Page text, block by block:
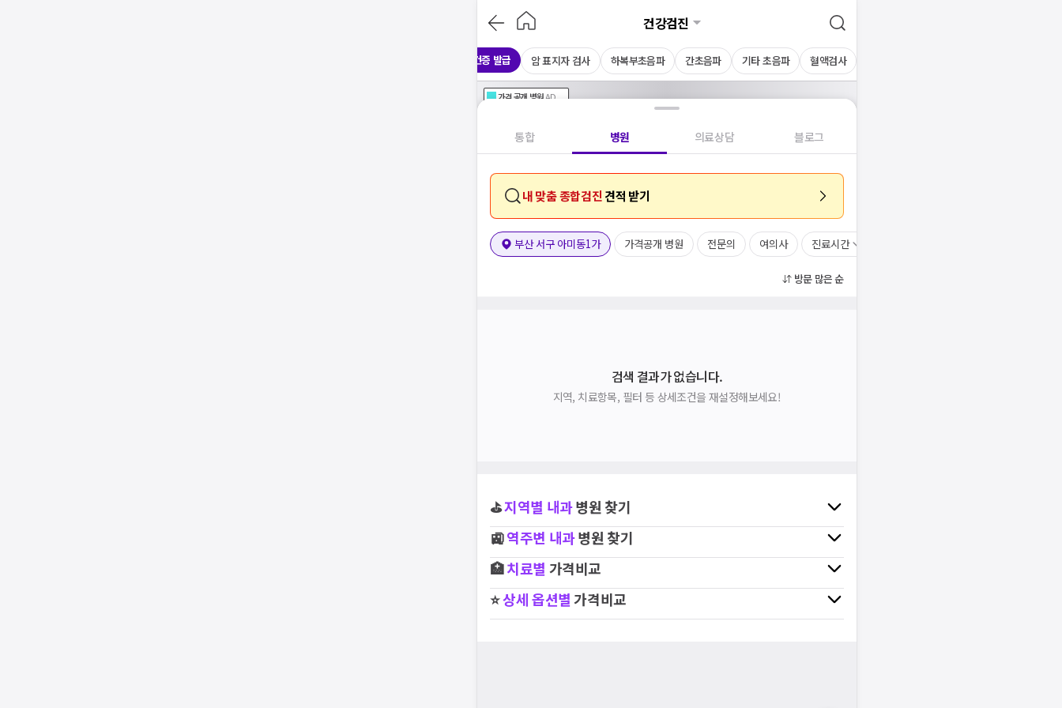
건강검진
보건증 발급 암 표지자 검사 하복부초음파 간초음파 기타 초음파 혈액검사
가격공개 병원AD
통합 병원 의료상담 블로그
내 맞춤 종합검진 견적 받기
부산 서구 아미동1가 가격공개 병원 전문의 여의사 진료시간
방문 많은 순
검색 결과가 없습니다.
지역, 치료항목, 필터 등 상세조건을 재설정해보세요!
⛳지역별 내과병원 찾기
🚉역주변 내과병원 찾기
🏥치료별 가격비교
⭐상세 옵션별가격비교